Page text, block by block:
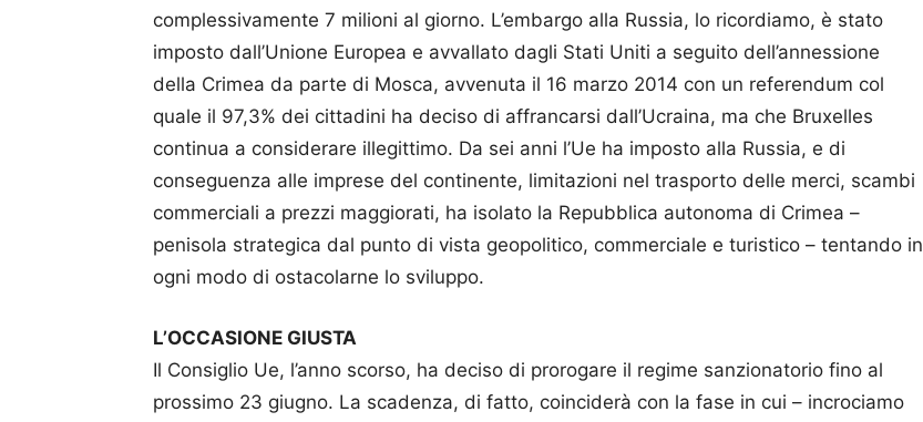
complessivamente 7 milioni al giorno. L’embargo alla Russia, lo ricordiamo, è stato
imposto dall’Unione Europea e avvallato dagli Stati Uniti a seguito dell’annessione
della Crimea da parte di Mosca, avvenuta il 16 marzo 2014 con un referendum col
quale il 97,3% dei cittadini ha deciso di affrancarsi dall’Ucraina, ma che Bruxelles
continua a considerare illegittimo. Da sei anni l’Ue ha imposto alla Russia, e di
conseguenza alle imprese del continente, limitazioni nel trasporto delle merci, scambi
commerciali a prezzi maggiorati, ha isolato la Repubblica autonoma di Crimea –
penisola strategica dal punto di vista geopolitico, commerciale e turistico – tentando in
ogni modo di ostacolarne lo sviluppo.
L’OCCASIONE GIUSTA
Il Consiglio Ue, l’anno scorso, ha deciso di prorogare il regime sanzionatorio fino al
prossimo 23 giugno. La scadenza, di fatto, coinciderà con la fase in cui – incrociamo